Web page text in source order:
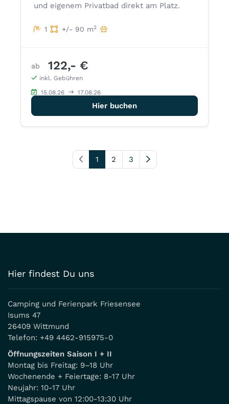
und eigenem Privatbad direkt am Platz.
1 +/- 90 m2
ab 122,- €
inkl. Gebühren
15.08.26 17.08.26
Hier buchen
Vorherige Seite
1 2 3 Nächste Seite
Hier findest Du uns
Camping und Ferienpark Friesensee
Isums 47
26409 Wittmund
Telefon: +49 4462-915975-0
Öffnungszeiten Saison I + II
Montag bis Freitag: 9–18 Uhr
Wochenende + Feiertage: 8-17 Uhr
Neujahr: 10-17 Uhr
Mittagspause von 12:00-13:30 Uhr